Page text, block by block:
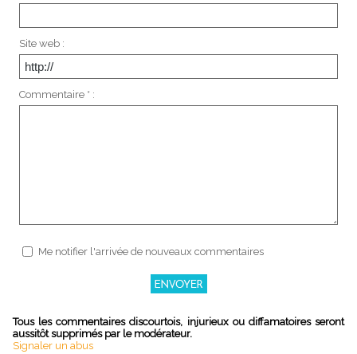
Site web :
Commentaire * :
Me notifier l'arrivée de nouveaux commentaires
Tous les commentaires discourtois, injurieux ou diffamatoires seront
aussitôt supprimés par le modérateur.
Signaler un abus